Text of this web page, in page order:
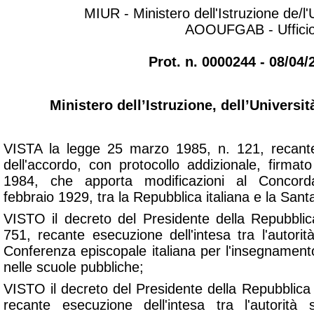
MIUR - Ministero dell'Istruzione de/
AOOUFGAB -
Prot. n. 0000244 - 08/04/
Ministero dell’Istruzione,
VISTA la legge 25 marzo 1985, n. 121,
dell'accordo, con protocollo addizionale,
1984, che apporta modificazioni al
febbraio 1929, tra la Repubblica italiana e la
VISTO il decreto del Presidente della
751, recante esecuzione dell'intesa tra
Conferenza episcopale italiana per
nelle scuole pubbliche;
VISTO il decreto del Presidente della
recante esecuzione dell'intesa tra l'autorità